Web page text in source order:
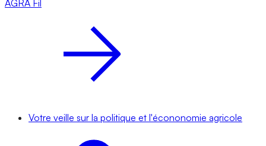
AGRA Fil
Votre veille sur la politique et l'écononomie agricole